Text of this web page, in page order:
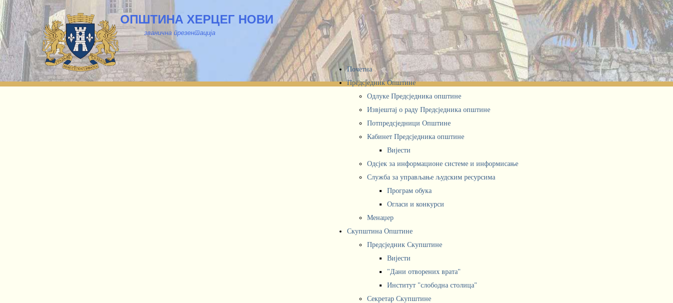
ОПШТИНА ХЕРЦЕГ НОВИ
званична презентација
Почетна
Предсједник Општине
Одлуке Предсједника општине
Извјештај о раду Предсједника општине
Потпредсједници Општине
Кабинет Предсједника oпштине
Вијести
Одсјек за информационе системе и информисање
Служба за управљање људским ресурсима
Програм обука
Огласи и конкурси
Менаџер
Скупштина Општине
Предсједник Скупштине
Вијести
"Дани отворених врата"
Институт "слободна столица"
Секретар Скупштине